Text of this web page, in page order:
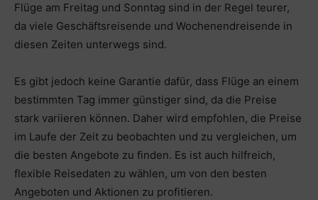
Flüge am Freitag und Sonntag sind in der Regel teurer,
da viele Geschäftsreisende und Wochenendreisende in
diesen Zeiten unterwegs sind.
Es gibt jedoch keine Garantie dafür, dass Flüge an einem
bestimmten Tag immer günstiger sind, da die Preise
stark variieren können. Daher wird empfohlen, die Preise
im Laufe der Zeit zu beobachten und zu vergleichen, um
die besten Angebote zu finden. Es ist auch hilfreich,
flexible Reisedaten zu wählen, um von den besten
Angeboten und Aktionen zu profitieren.